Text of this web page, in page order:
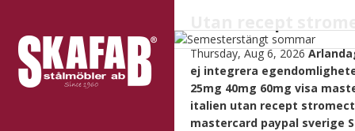
Thursday, Aug 6, 2026
ej integrera
25mg 40mg 60mg visa
italien utan recept
mastercard paypal sverige